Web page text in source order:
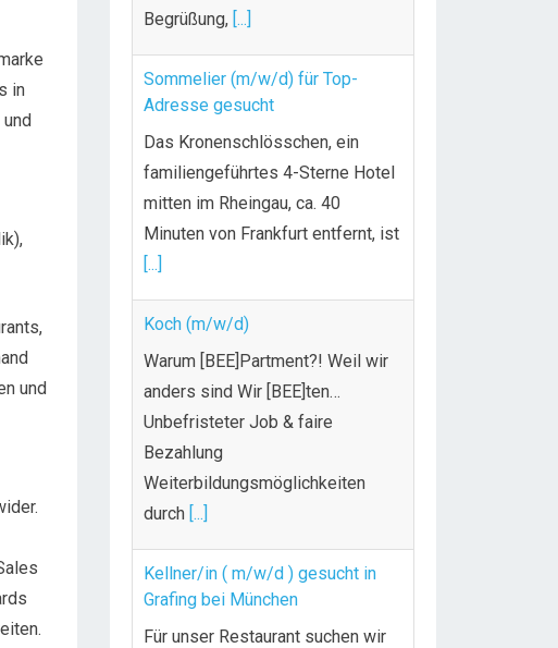
in
und
Begrüßung, [...]
Sommelier (m/w/d) für Top-
Adresse gesucht
Das Kronenschlösschen, ein
familiengeführtes 4-Sterne Hotel
mitten im Rheingau, ca. 40
Minuten von Frankfurt entfernt, ist
[...]
Koch (m/w/d)
Warum [BEE]Partment?! Weil wir
anders sind Wir [BEE]ten…
Unbefristeter Job & faire
Bezahlung
Weiterbildungsmöglichkeiten
durch [...]
Kellner/in ( m/w/d ) gesucht in
Grafing bei München
Für unser Restaurant suchen wir